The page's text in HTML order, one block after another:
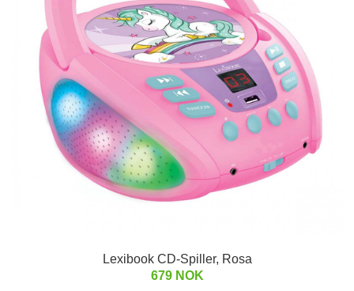
Lexibook CD-Spiller, Rosa
679 NOK